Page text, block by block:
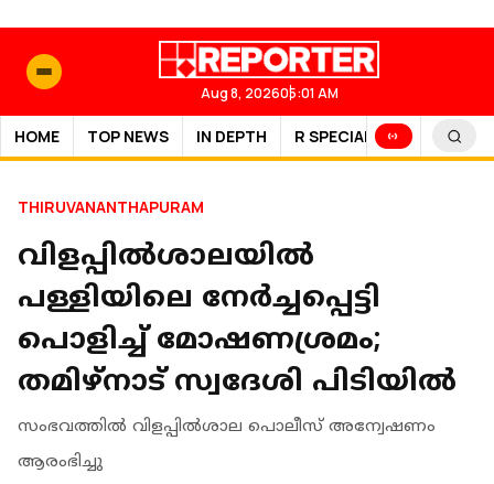
Aug 8, 202605:01 AM
HOME TOP NEWS IN DEPTH R SPECIAL SPORTS
THIRUVANANTHAPURAM
വിളപ്പിൽശാലയിൽ
പള്ളിയിലെ നേർച്ചപ്പെട്ടി
പൊളിച്ച് മോഷണശ്രമം;
തമിഴ്‌നാട് സ്വദേശി പിടിയിൽ
സംഭവത്തിൽ വിളപ്പിൽശാല പൊലീസ് അന്വേഷണം
ആരംഭിച്ചു